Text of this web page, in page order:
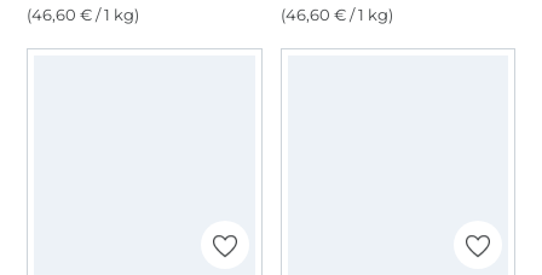
(46,60 € / 1 kg)
(46,60 € / 1 kg)